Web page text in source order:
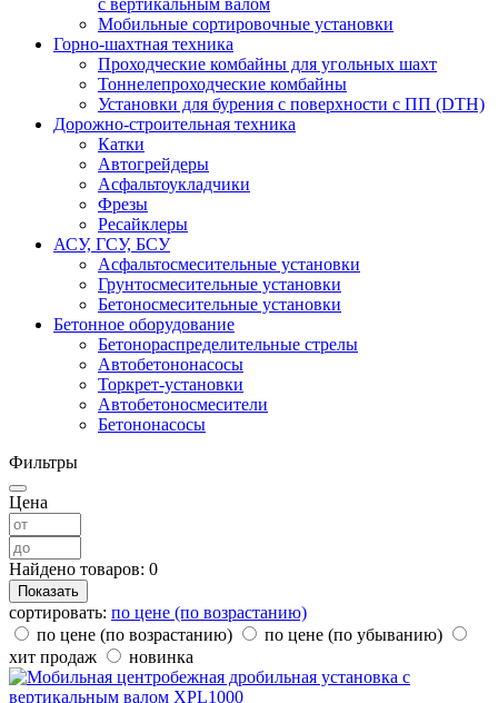
с вертикальным валом
Мобильные сортировочные установки
Горно-шахтная техника
Проходческие комбайны для угольных шахт
Тоннелепроходческие комбайны
Установки для бурения с поверхности с ПП (DTH)
Дорожно-строительная техника
Катки
Автогрейдеры
Асфальтоукладчики
Фрезы
Ресайклеры
АСУ, ГСУ, БСУ
Асфальтосмесительные установки
Грунтосмесительные установки
Бетоносмесительные установки
Бетонное оборудование
Бетонораспределительные стрелы
Автобетононасосы
Торкрет-установки
Автобетоносмесители
Бетононасосы
Фильтры
Цена
Найдено товаров: 0
сортировать: по цене (по возрастанию)
по цене (по возрастанию)
по цене (по убыванию)
хит продаж
новинка